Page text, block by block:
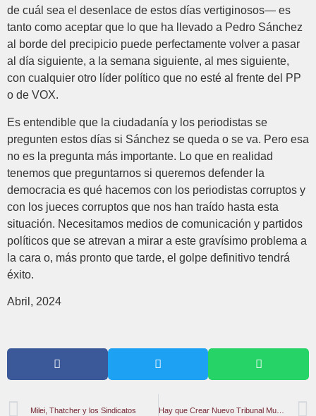
de cuál sea el desenlace de estos días vertiginosos— es
tanto como aceptar que lo que ha llevado a Pedro Sánchez
al borde del precipicio puede perfectamente volver a pasar
al día siguiente, a la semana siguiente, al mes siguiente,
con cualquier otro líder político que no esté al frente del PP
o de VOX.
Es entendible que la ciudadanía y los periodistas se
pregunten estos días si Sánchez se queda o se va. Pero esa
no es la pregunta más importante. Lo que en realidad
tenemos que preguntarnos si queremos defender la
democracia es qué hacemos con los periodistas corruptos y
con los jueces corruptos que nos han traído hasta esta
situación. Necesitamos medios de comunicación y partidos
políticos que se atrevan a mirar a este gravísimo problema a
la cara o, más pronto que tarde, el golpe definitivo tendrá
éxito.
Abril, 2024
Milei, Thatcher y los Sindicatos Hay que Crear Nuevo Tribunal Mundial Para Juzgar a Los Sionazis